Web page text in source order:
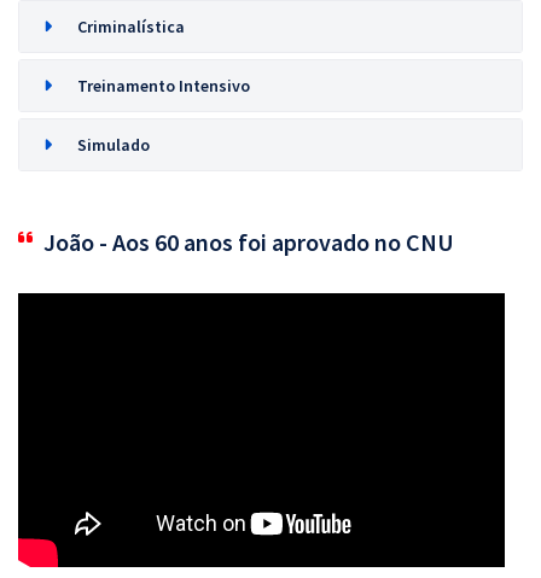
Criminalística
Treinamento Intensivo
Simulado
João - Aos 60 anos foi aprovado no CNU